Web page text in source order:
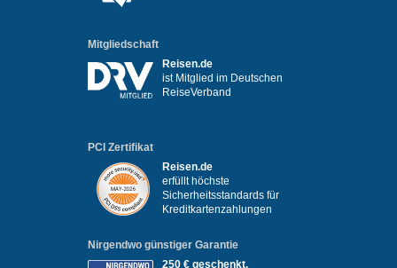
Mitgliedschaft
Reisen.de
ist Mitglied im Deutschen
ReiseVerband
PCI Zertifikat
Reisen.de
erfüllt höchste
Sicherheitsstandards für
Kreditkartenzahlungen
Nirgendwo günstiger Garantie
250 € geschenkt,